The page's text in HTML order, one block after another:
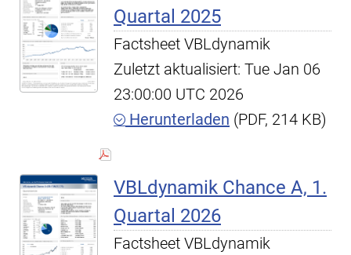
Quartal 2025
Factsheet VBLdynamik
Zuletzt aktualisiert: Tue Jan 06
23:00:00 UTC 2026
Herunterladen (PDF, 214 KB)
VBLdynamik Chance A, 1.
Quartal 2026
Factsheet VBLdynamik